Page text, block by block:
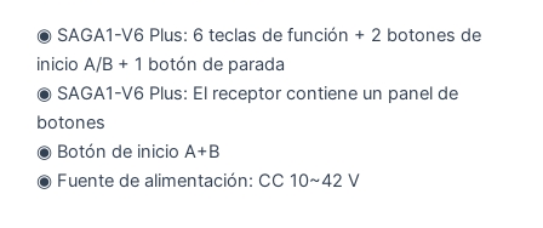
◉ SAGA1-V6 Plus: 6 teclas de función + 2 botones de
inicio A/B + 1 botón de parada
◉ SAGA1-V6 Plus: El receptor contiene un panel de
botones
◉ Botón de inicio A+B
◉ Fuente de alimentación: CC 10~42 V